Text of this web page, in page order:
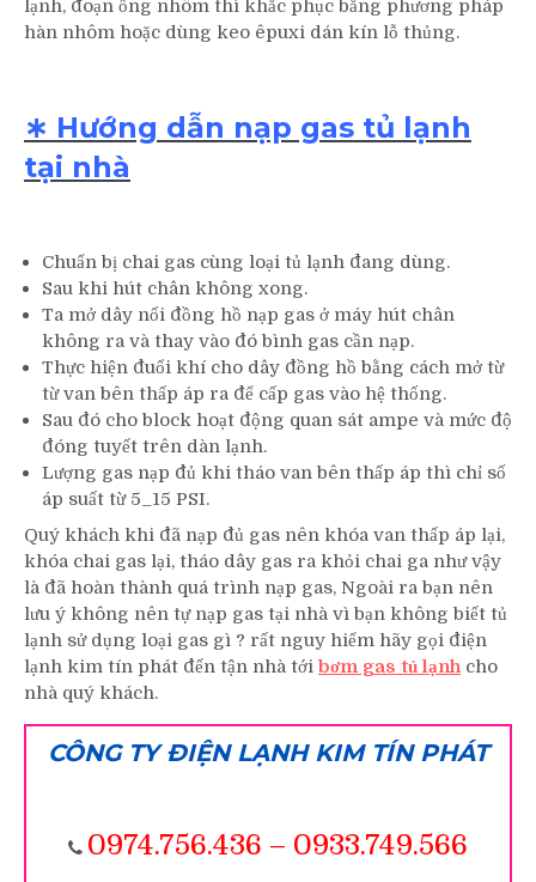
lạnh, đoạn ống nhôm thì khắc phục bằng phương pháp
hàn nhôm hoặc dùng keo êpuxi dán kín lỗ thủng.
∗ Hướng dẫn nạp gas tủ lạnh
tại nhà
Chuẩn bị chai gas cùng loại tủ lạnh đang dùng.
Sau khi hút chân không xong.
Ta mở dây nối đồng hồ nạp gas ở máy hút chân
không ra và thay vào đó bình gas cần nạp.
Thực hiện đuổi khí cho dây đồng hồ bằng cách mở từ
từ van bên thấp áp ra để cấp gas vào hệ thống.
Sau đó cho block hoạt động quan sát ampe và mức độ
đóng tuyết trên dàn lạnh.
Lượng gas nạp đủ khi tháo van bên thấp áp thì chỉ số
áp suất từ 5_15 PSI.
Quý khách khi đã nạp đủ gas nên khóa van thấp áp lại,
khóa chai gas lại, tháo dây gas ra khỏi chai ga như vậy
là đã hoàn thành quá trình nạp gas, Ngoài ra bạn nên
lưu ý không nên tự nạp gas tại nhà vì bạn không biết tủ
lạnh sử dụng loại gas gì ? rất nguy hiểm hãy gọi điện
lạnh kim tín phát đến tận nhà tới bơm gas tủ lạnhcho
nhà quý khách.
CÔNG TY ĐIỆN LẠNH KIM TÍN PHÁT
0974.756.436 – 0933.749.566